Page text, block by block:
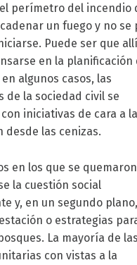
perímetro del incendio
un fuego y no se
Puede ser que allí
en la planificación
algunos casos, las
de la sociedad civil se
iniciativas de cara a la
desde las cenizas.
en los que se
la cuestión social
y, en un segundo
o estrategias
La mayoría de las
con vistas a la